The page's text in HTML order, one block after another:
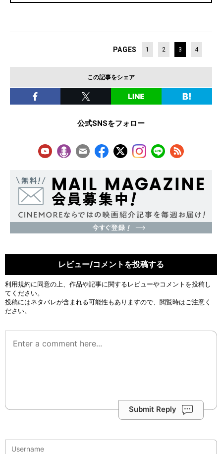
PAGES 1 2 3 4
この記事をシェア
公式SNSをフォロー
レビュー/コメントを投稿する
利用規約に同意の上、作品や記事に関するレビューやコメントを投稿し
てください。
投稿にはネタバレが含まれる可能性もありますので、閲覧時はご注意く
ださい。
Submit Reply